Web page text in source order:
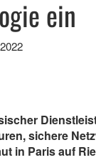
ein
sichere
in Paris auf